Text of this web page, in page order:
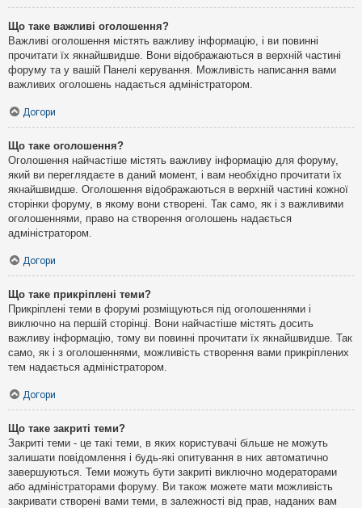
Що таке важливі оголошення?
Важливі оголошення містять важливу інформацію, і ви повинні
прочитати їх якнайшвидше. Вони відображаються в верхній частині
форуму та у вашій Панелі керування. Можливість написання вами
важливих оголошень надається адміністратором.
Догори
Що таке оголошення?
Оголошення найчастіше містять важливу інформацію для форуму,
який ви переглядаєте в даний момент, і вам необхідно прочитати їх
якнайшвидше. Оголошення відображаються в верхній частині кожної
сторінки форуму, в якому вони створені. Так само, як і з важливими
оголошеннями, право на створення оголошень надається
адміністратором.
Догори
Що таке прикріплені теми?
Прикріплені теми в форумі розміщуються під оголошеннями і
виключно на першій сторінці. Вони найчастіше містять досить
важливу інформацію, тому ви повинні прочитати їх якнайшвидше. Так
само, як і з оголошеннями, можливість створення вами прикріплених
тем надається адміністратором.
Догори
Що таке закриті теми?
Закриті теми - це такі теми, в яких користувачі більше не можуть
залишати повідомлення і будь-які опитування в них автоматично
завершуються. Теми можуть бути закриті виключно модераторами
або адміністраторами форуму. Ви також можете мати можливість
закривати створені вами теми, в залежності від прав, наданих вам